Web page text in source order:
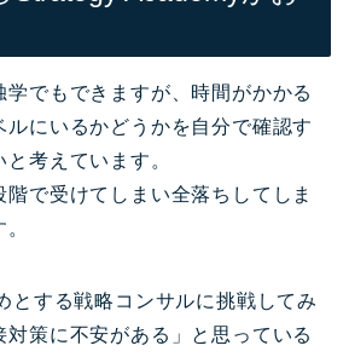
でもできますが、時間がかかる
ルにいるかどうかを自分で確認す
考えています。
で受けてしまい全落ちしてしま
とする戦略コンサルに挑戦してみ
対策に不安がある」と思っている